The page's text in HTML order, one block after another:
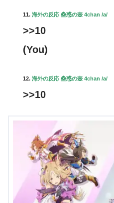
11. 海外の反応 蠱惑の壺 4chan /a/
>>10
(You)
12. 海外の反応 蠱惑の壺 4chan /a/
>>10